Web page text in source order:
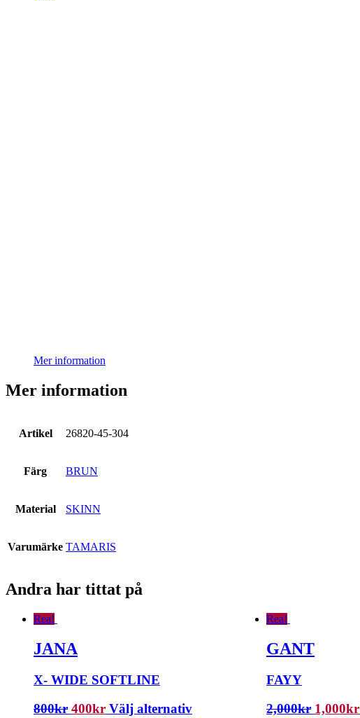
Mer information
Mer information
Artikel 26820-45-304
Färg BRUN
Material SKINN
Varumärke TAMARIS
Andra har tittat på
Rea!
JANA
X- WIDE SOFTLINE
800kr 400kr Välj alternativ
Rea!
GANT
FAYY
2,000kr 1,000kr